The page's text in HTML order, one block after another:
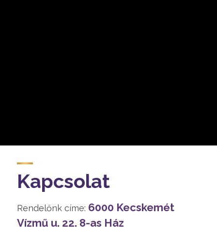
Kapcsolat
Rendelőnk címe: 6000 Kecskemét
Vízmű u. 22. 8-as Ház